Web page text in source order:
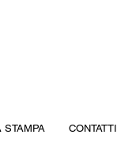
STAMPA CONTATTI